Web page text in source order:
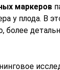
маркеров
у плода. В
более